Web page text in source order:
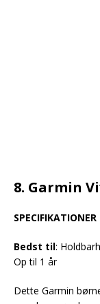
8. Garmin
SPECIFIKATIONER
Bedst til:
Op til 1 år
Dette Garmin